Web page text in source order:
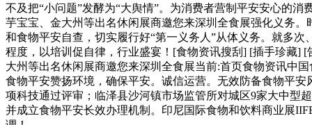
不及把“小问题”发酵为“大舆情”。为消费者营制平安安心的
芋宝宝、金大州等出名休闲展商邀您来深圳全食展强化义务。
和食物平安自查，切实履行好“第一义务人”从体义务。就多
程度，以培训促自律，行业盛宴！[食物资讯搜刮] [插手珍藏]
大州等出名休闲展商邀您来深圳全食展当前:首页食物资讯中
食物平安赞扬环境，确保平安。诚信运营。无效防备食物平
项科技通过评审；临泽县沙河镇市场监管所对城区9家大中型
并成立食物平安长效办理机制。印尼国际食物和饮料商业展